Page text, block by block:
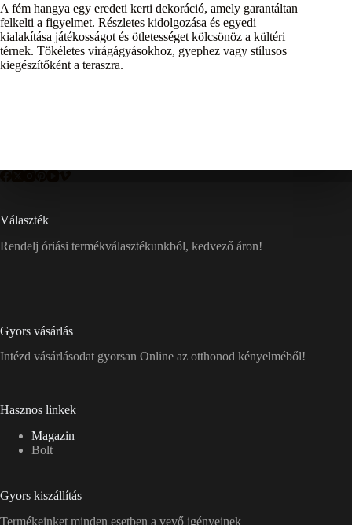
A fém hangya egy eredeti kerti dekoráció, amely garantáltan
felkelti a figyelmet. Részletes kidolgozása és egyedi
kialakítása játékosságot és ötletességet kölcsönöz a kültéri
térnek. Tökéletes virágágyásokhoz, gyephez vagy stílusos
kiegészítőként a teraszra.
Választék
Rendelj óriási termékválasztékunkból, kedvező áron!
Gyors vásárlás
Intézd vásárlásodat gyorsan Online az otthonod kényelméből!
Hasznos linkek
Magazin
Bolt
Gyors kiszállítás
Termékeinket minden esetben a vevő igényeinek